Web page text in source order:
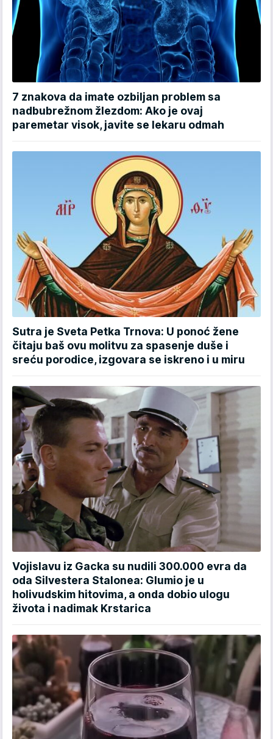
7 znakova da imate ozbiljan problem sa
nadbubrežnom žlezdom: Ako je ovaj
paremetar visok, javite se lekaru odmah
Sutra je Sveta Petka Trnova: U ponoć žene
čitaju baš ovu molitvu za spasenje duše i
sreću porodice, izgovara se iskreno i u miru
Vojislavu iz Gacka su nudili 300.000 evra da
oda Silvestera Stalonea: Glumio je u
holivudskim hitovima, a onda dobio ulogu
života i nadimak Krstarica